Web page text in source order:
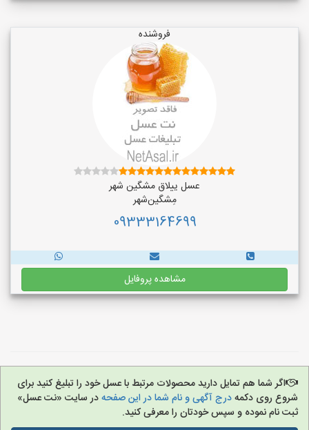
فروشنده
عسل ییلاق مشگین شهر
مِشگین‌شهر
09333164699
مشاهده پروفایل
اگر شما هم تمایل دارید محصولات مرتبط با عسل خود را تبلیغ کنید برای
شروع روی دکمهدرج آگهی و نام شما در این صفحهدر سایت «نت عسل»
ثبت نام نموده و سپس خودتان را معرفی کنید.